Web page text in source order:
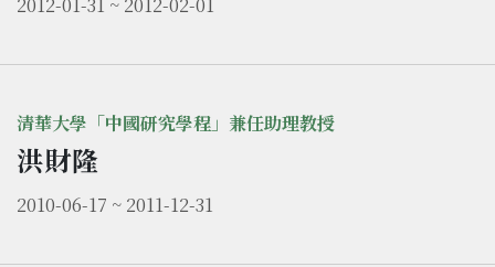
清華大學「中國研究學程」兼任助理教授
洪財隆
2010-06-17 ~ 2011-12-31